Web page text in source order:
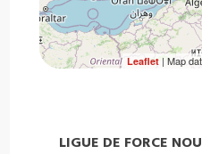
Leaflet| Map
LIGUE DE FORCE